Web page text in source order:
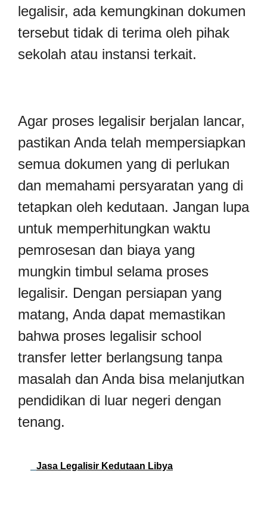
legalisir, ada kemungkinan dokumen
tersebut tidak di terima oleh pihak
sekolah atau instansi terkait.
Agar proses legalisir berjalan lancar,
pastikan Anda telah mempersiapkan
semua dokumen yang di perlukan
dan memahami persyaratan yang di
tetapkan oleh kedutaan. Jangan lupa
untuk memperhitungkan waktu
pemrosesan dan biaya yang
mungkin timbul selama proses
legalisir. Dengan persiapan yang
matang, Anda dapat memastikan
bahwa proses legalisir school
transfer letter berlangsung tanpa
masalah dan Anda bisa melanjutkan
pendidikan di luar negeri dengan
tenang.
Jasa Legalisir Kedutaan Libya